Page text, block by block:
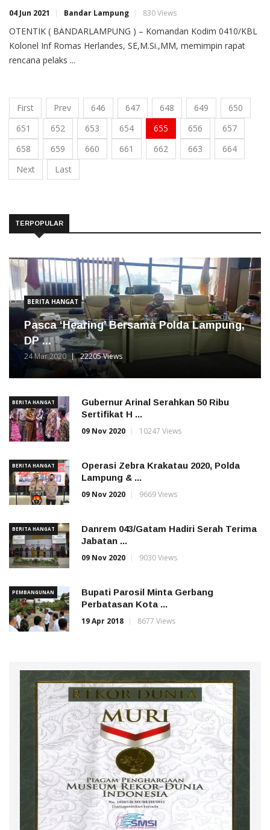
04 Jun 2021 Bandar Lampung 830 Views
OTENTIK ( BANDARLAMPUNG ) – Komandan Kodim 0410/KBL
Kolonel Inf Romas Herlandes, SE,M.Si.,MM, memimpin rapat
rencana pelaks ...
First Prev 646 647 648 649
650
651
652 653 654 655 656
657
658
659 660 661 662 663
664
Next
Last
TERPOPULAR
BERITA HANGAT
Pasca ‘Hearing’ Bersama Polda Lampung,
DP ...
24 Mar 2020 22205 Views
BERITA HANGAT
Gubernur Arinal Serahkan 50 Ribu
Sertifikat H ...
09 Nov 2020
10247 Views
BERITA HANGAT
Operasi Zebra Krakatau 2020, Polda
Lampung & ...
09 Nov 2020
9669 Views
BERITA HANGAT
Danrem 043/Gatam Hadiri Serah Terima
Jabatan ...
09 Nov 2020
9030 Views
PEMBANGUNAN
Bupati Parosil Minta Gerbang
Perbatasan Kota ...
19 Apr 2018
8677 Views